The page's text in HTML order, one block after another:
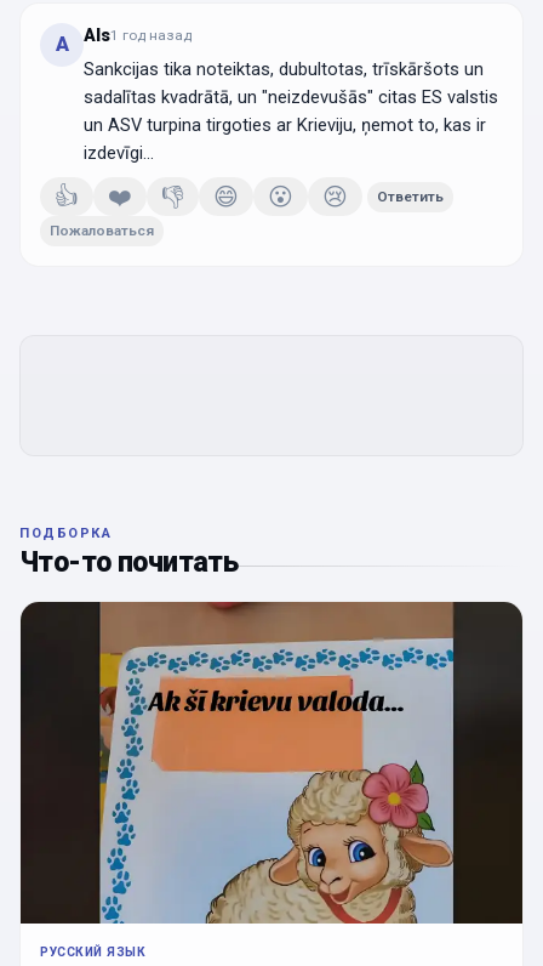
A Als1 год назад
Sankcijas tika noteiktas, dubultotas, trīskāršots un
sadalītas kvadrātā, un "neizdevušās" citas ES valstis
un ASV turpina tirgoties ar Krieviju, ņemot to, kas ir
izdevīgi...
👍 ❤️ 👎 😄 😮 😢 Ответить
Пожаловаться
ПОДБОРКА
Что-то почитать
РУССКИЙ ЯЗЫК